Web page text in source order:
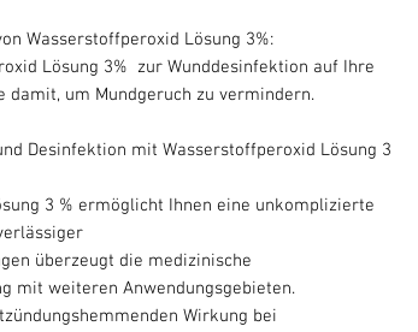
Wasserstoffperoxid Lösung 3%:
Lösung 3% zur Wunddesinfektion auf Ihre
damit, um Mundgeruch zu vermindern.
Desinfektion mit Wasserstoffperoxid Lösung 3
3 % ermöglicht Ihnen eine unkomplizierte
überzeugt die medizinische
mit weiteren Anwendungsgebieten.
Wirkung bei